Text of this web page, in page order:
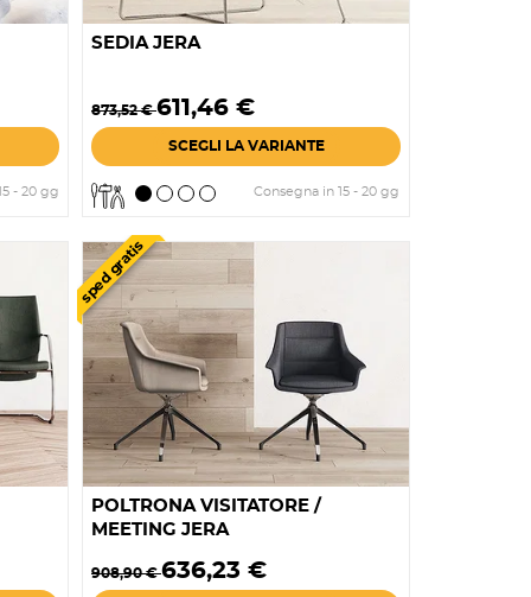
- 20 gg
SEDIA JERA
Prezzo
Prezzo
base
873,52 €611,46 €
SCEGLI LA VARIANTE
Consegna in 15 - 20 gg
sped gratis
POLTRONA VISITATORE /
MEETING JERA
Prezzo
Prezzo
base
908,90 €636,23 €